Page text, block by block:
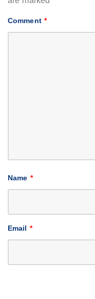
Comment *
Name *
Email *